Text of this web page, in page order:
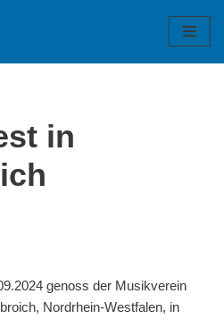
in
genoss der Musikverein
Nordrhein-Westfalen, in